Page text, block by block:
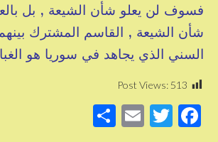
فسوف لن يعلو شأن الشيعة , بل
شأن الشيعة , القاسم المشترك
السني الذي يجاهد في سوريا هو
Post Views: 513
F
T
E